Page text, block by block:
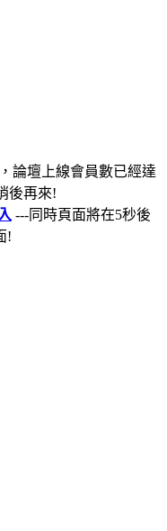
論壇上線會員數已經達
後再來!
---同時頁面將在5秒後
!